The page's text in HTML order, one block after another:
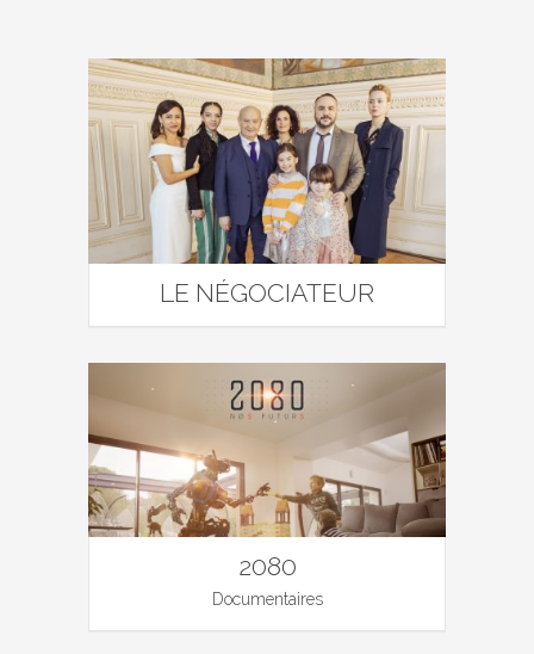
LE NÉGOCIATEUR
2080
Documentaires